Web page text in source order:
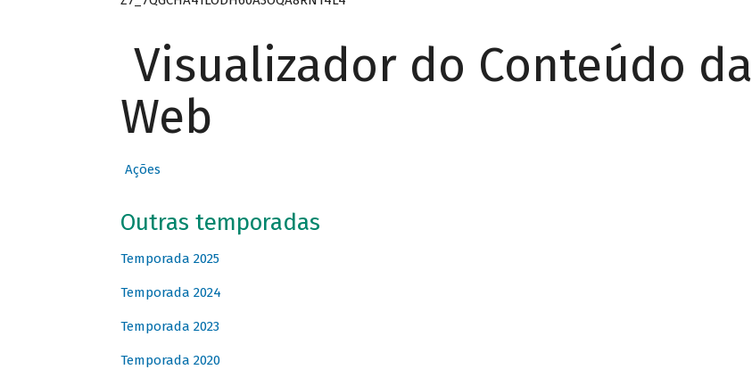
Visualizador do Conteúdo da
Web
Ações
Outras temporadas
Temporada 2025
Temporada 2024
Temporada 2023
Temporada 2020